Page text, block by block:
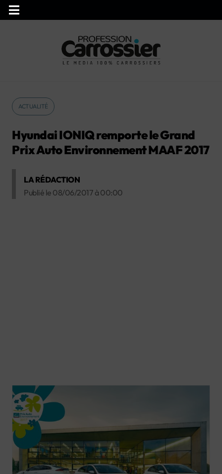
ACTUALITÉ
Hyundai IONIQ remporte le Grand
Prix Auto Environnement MAAF 2017
LA RÉDACTION
Publié le 08/06/2017 à 00:00